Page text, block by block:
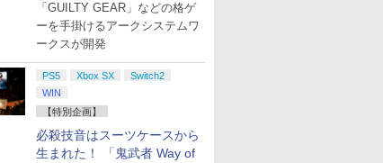
たちが登場
「GUILTY GEAR」などの格ゲ
ーを手掛けるアークシステムワ
ークスが開発
PS5 Xbox SX
Switch2
WIN
【特別企画】
必殺技音はスーツケースから
生まれた！ 「鬼武者 Way of